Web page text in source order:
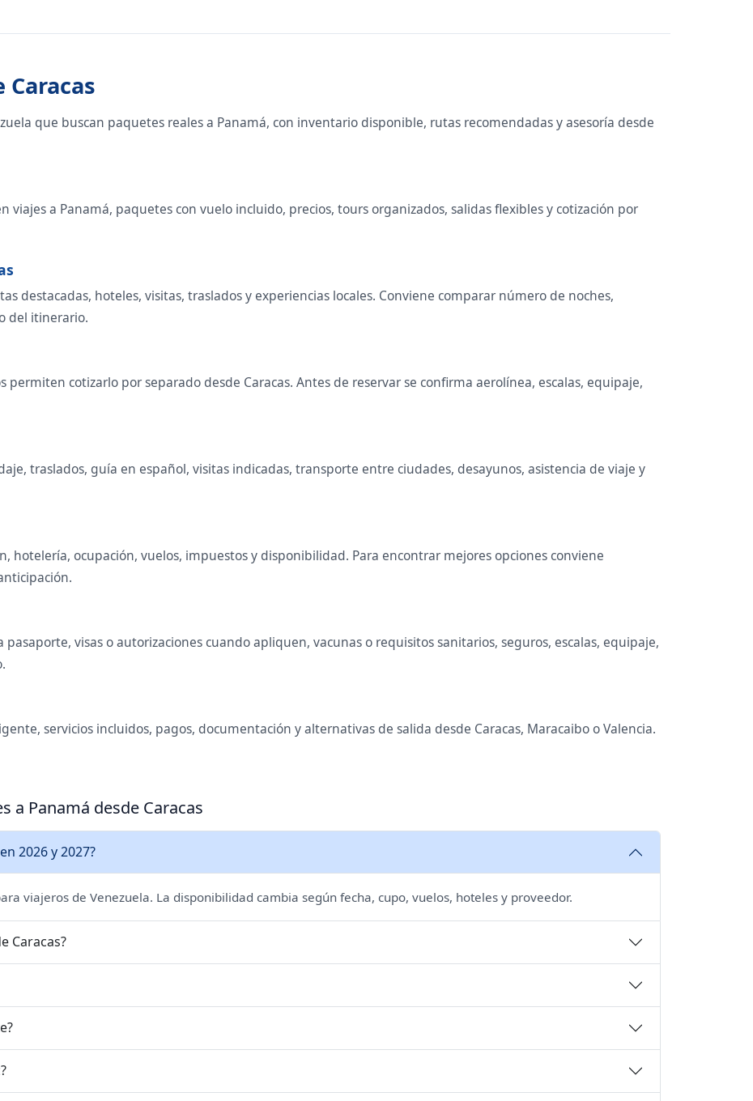
Caracas
que buscan paquetes reales a Panamá, con inventario disponible, rutas recomendadas y asesoría desde
viajes a Panamá, paquetes con vuelo incluido, precios, tours organizados, salidas flexibles y cotización por
destacadas, hoteles, visitas, traslados y experiencias locales. Conviene comparar número de noches,
del itinerario.
cotizarlo por separado desde Caracas. Antes de reservar se confirma aerolínea, escalas, equipaje,
traslados, guía en español, visitas indicadas, transporte entre ciudades, desayunos, asistencia de viaje y
hotelería, ocupación, vuelos, impuestos y disponibilidad. Para encontrar mejores opciones conviene
visas o autorizaciones cuando apliquen, vacunas o requisitos sanitarios, seguros, escalas, equipaje,
servicios incluidos, pagos, documentación y alternativas de salida desde Caracas, Maracaibo o Valencia.
a Panamá desde Caracas
2026 y 2027?
viajeros de Venezuela. La disponibilidad cambia según fecha, cupo, vuelos, hoteles y proveedor.
Caracas?